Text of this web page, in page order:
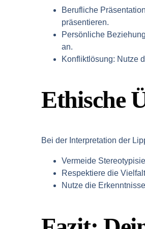
Berufliche
präsentieren.
Persönliche
an.
Konfliktlösung: Nutze
Ethische
Bei der Interpretation der
Vermeide
Respektiere die
Nutze die